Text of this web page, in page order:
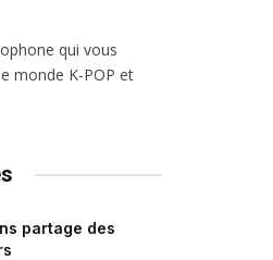
qui vous
monde K-POP et
partage des